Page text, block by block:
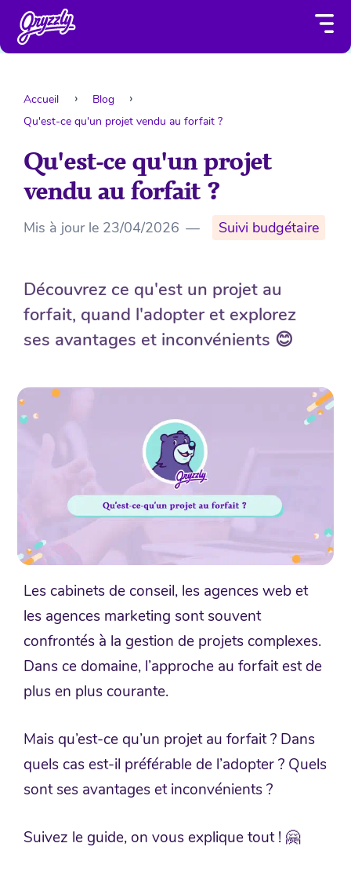
Accueil
Blog
Qu'est-ce qu'un projet vendu au forfait ?
Qu'est-ce qu'un projet
vendu au forfait ?
Mis à jour le 23/04/2026 — Suivi budgétaire
Découvrez ce qu'est un projet au
forfait, quand l'adopter et explorez
ses avantages et inconvénients 😊
Les cabinets de conseil, les agences web et
les agences marketing sont souvent
confrontés à la gestion de projets complexes.
Dans ce domaine, l’approche au forfait est de
plus en plus courante.
Mais qu’est-ce qu’un projet au forfait ? Dans
quels cas est-il préférable de l’adopter ? Quels
sont ses avantages et inconvénients ?
Suivez le guide, on vous explique tout ! 🤗